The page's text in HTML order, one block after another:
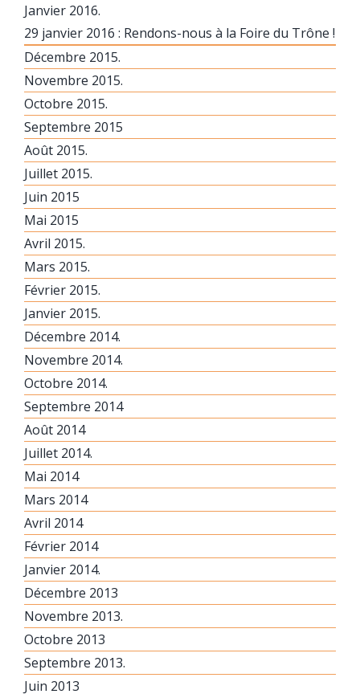
Janvier 2016.
29 janvier 2016 : Rendons-nous à la Foire du Trône !
Décembre 2015.
Novembre 2015.
Octobre 2015.
Septembre 2015
Août 2015.
Juillet 2015.
Juin 2015
Mai 2015
Avril 2015.
Mars 2015.
Février 2015.
Janvier 2015.
Décembre 2014.
Novembre 2014.
Octobre 2014.
Septembre 2014
Août 2014
Juillet 2014.
Mai 2014
Mars 2014
Avril 2014
Février 2014
Janvier 2014.
Décembre 2013
Novembre 2013.
Octobre 2013
Septembre 2013.
Juin 2013